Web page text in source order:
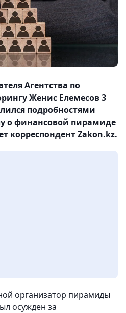
Агентства по
Женис Елемесов 3
подробностями
о финансовой пирамиде
корреспондент Zakon.kz.
организатор пирамиды
осужден за